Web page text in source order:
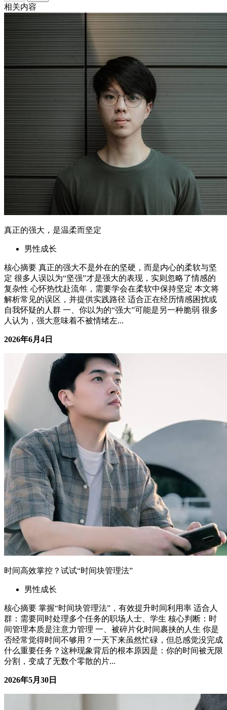
相关内容
真正的强大，是温柔而坚定
男性成长
核心摘要 真正的强大不是外在的坚硬，而是内心的柔软与坚
定 很多人误以为“坚强”才是强大的表现，实则忽略了情感的
复杂性 心怀热忱赴流年，需要学会在柔软中保持坚定 本文将
解析常见的误区，并提供实践路径 适合正在经历情感困扰或
自我怀疑的人群 一、你以为的“强大”可能是另一种脆弱 很多
人认为，强大意味着不被情绪左...
2026年6月4日
时间高效掌控？试试“时间块管理法”
男性成长
核心摘要 掌握“时间块管理法”，有效提升时间利用率 适合人
群：需要同时处理多个任务的职场人士、学生 核心判断：时
间管理本质是注意力管理 一、被碎片化时间裹挟的人生 你是
否经常觉得时间不够用？一天下来虽然忙碌，但总感觉没完成
什么重要任务？这种现象背后的根本原因是：你的时间被无限
分割，变成了无数个零散的片...
2026年5月30日